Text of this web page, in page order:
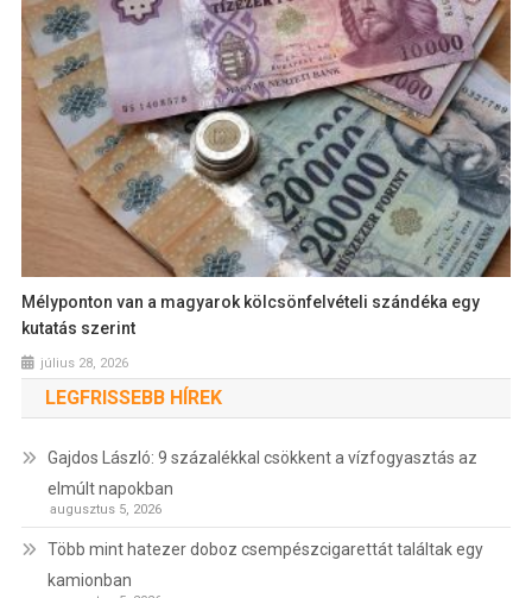
Mélyponton van a magyarok kölcsönfelvételi szándéka egy
kutatás szerint
július 28, 2026
LEGFRISSEBB HÍREK
Gajdos László: 9 százalékkal csökkent a vízfogyasztás az
elmúlt napokban
augusztus 5, 2026
Több mint hatezer doboz csempészcigarettát találtak egy
kamionban